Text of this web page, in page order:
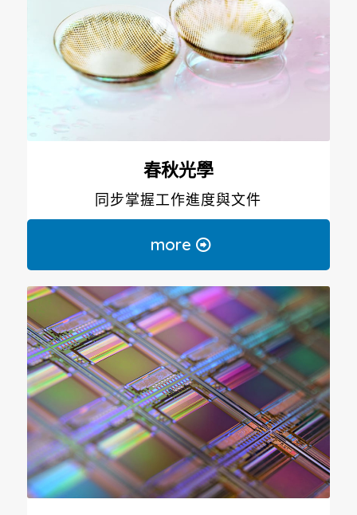
春秋光學
同步掌握工作進度與文件
more